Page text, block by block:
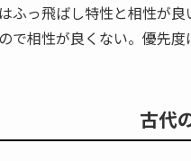
ふっ飛ばし特性と相性が
で相性が良くない。優先度
古代